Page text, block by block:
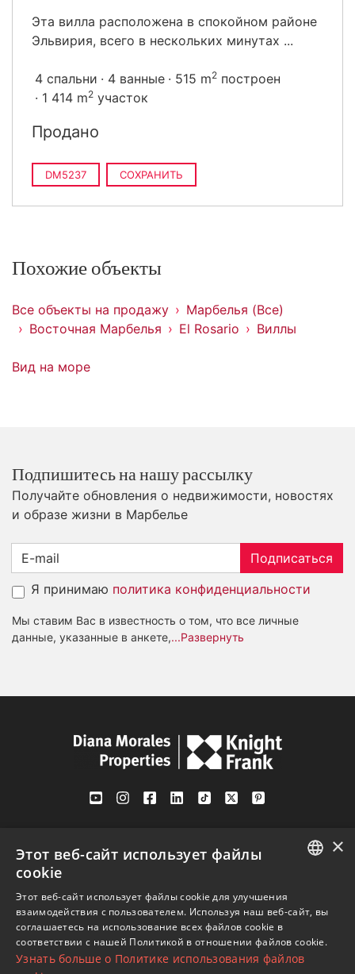
Эта вилла расположена в спокойном районе
Эльвирия, всего в нескольких минутах ...
4 спальни 4 ванные 515 m2 построен
1 414 m2 участок
Продано
DM5237 СОХРАНИТЬ
Похожие объекты
Все объекты на продажу
Марбелья (Все)
Восточная Марбелья
El Rosario Виллы
Вид на море
Подпишитесь на нашу рассылку
Получайте обновления о недвижимости, новостях
и образе жизни в Марбелье
Подписаться
Я принимаю политика конфиденциальности
Мы ставим Вас в известность о том, что все личные
данные, указанные в анкете,...Развернуть
1st Floor, Office 3
29601 Marbella
Телефон:+34 952 765 138
Моб:+34 601 636 766
SPANISH
FRENCH
×
Этот веб-сайт использует файлы
cookie
Этот веб-сайт использует файлы cookie для улучшения
взаимодействия с пользователем. Используя наш веб-сайт, вы
соглашаетесь на использование всех файлов cookie в
соответствии с нашей Политикой в ​​отношении файлов cookie.
Узнать больше о Политике использования файлов